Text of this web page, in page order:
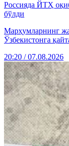
Россияда ЙТҲ
бўлди
Марҳумларнинг
Ўзбекистонга
20:20 / 07.08.2026